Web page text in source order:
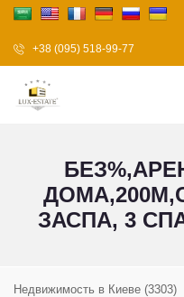
+38 (095) 518-99-77
ЗАСПА, 3
Недвижимость в Киеве (3303)